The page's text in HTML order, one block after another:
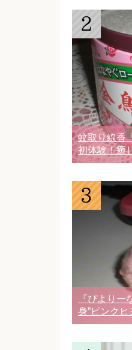
蚊取り線香
初体験！癒
『ぴよりー
身”ピンク